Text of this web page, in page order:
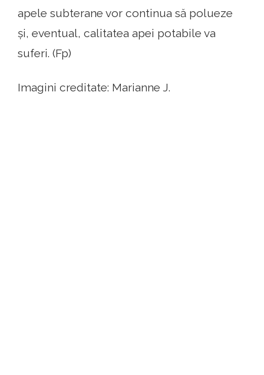
apele subterane vor continua să polueze
și, eventual, calitatea apei potabile va
suferi. (Fp)
Imagini creditate: Marianne J.